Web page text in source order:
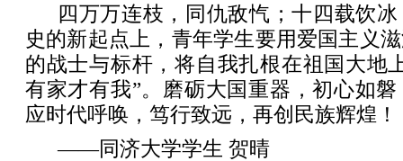
四万万连枝，同仇敌忾；十四载饮
史的新起点上，青年学生要用爱国主义
的战士与标杆，将自我扎根在祖国大地
有家才有我”。磨砺大国重器，初心如
应时代呼唤，笃行致远，再创民族辉煌！
——同济大学学生 贺晴